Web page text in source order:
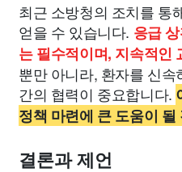
최근 소방청의 조치를 통
얻을 수 있습니다. 응급
는 필수적이며, 지속적인
뿐만 아니라, 환자를 신
간의 협력이 중요합니다.
정책 마련에 큰 도움이 될
결론과 제언